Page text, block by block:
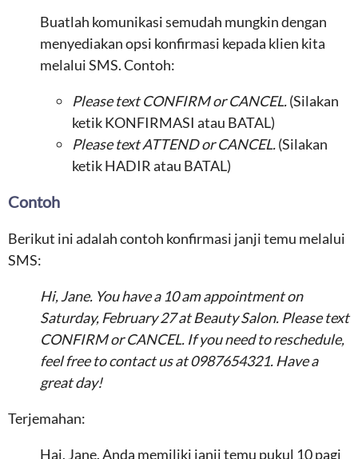
Buatlah komunikasi semudah mungkin dengan
menyediakan opsi konfirmasi kepada klien kita
melalui SMS. Contoh:
Please text CONFIRM or CANCEL.(Silakan
ketik KONFIRMASI atau BATAL)
Please text ATTEND or CANCEL.(Silakan
ketik HADIR atau BATAL)
Contoh
Berikut ini adalah contoh konfirmasi janji temu melalui
SMS:
Hi, Jane. You have a 10 am appointment on
Saturday, February 27 at Beauty Salon. Please text
CONFIRM or CANCEL. If you need to reschedule,
feel free to contact us at 0987654321. Have a
great day!
Terjemahan:
Hai, Jane. Anda memiliki janji temu pukul 10 pagi